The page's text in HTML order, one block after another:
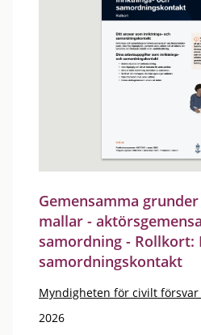
Gemensamma
mallar -
samordning - Rollkort:
samordningskontakt
Myndigheten för civilt försvar
2026